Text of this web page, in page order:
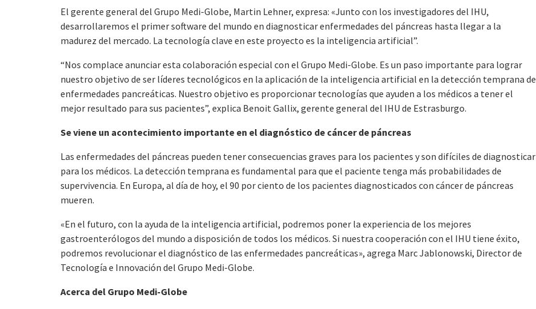
El gerente general del Grupo Medi-Globe, Martin Lehner, expresa: «Junto con los investigadores del IHU,
desarrollaremos el primer software del mundo en diagnosticar enfermedades del páncreas hasta llegar a la
madurez del mercado. La tecnología clave en este proyecto es la inteligencia artificial”.
“Nos complace anunciar esta colaboración especial con el Grupo Medi-Globe. Es un paso importante para lograr
nuestro objetivo de ser líderes tecnológicos en la aplicación de la inteligencia artificial en la detección temprana de
enfermedades pancreáticas. Nuestro objetivo es proporcionar tecnologías que ayuden a los médicos a tener el
mejor resultado para sus pacientes”, explica Benoit Gallix, gerente general del IHU de Estrasburgo.
Se viene un acontecimiento importante en el diagnóstico de cáncer de páncreas
Las enfermedades del páncreas pueden tener consecuencias graves para los pacientes y son difíciles de diagnosticar
para los médicos. La detección temprana es fundamental para que el paciente tenga más probabilidades de
supervivencia. En Europa, al día de hoy, el 90 por ciento de los pacientes diagnosticados con cáncer de páncreas
mueren.
«En el futuro, con la ayuda de la inteligencia artificial, podremos poner la experiencia de los mejores
gastroenterólogos del mundo a disposición de todos los médicos. Si nuestra cooperación con el IHU tiene éxito,
podremos revolucionar el diagnóstico de las enfermedades pancreáticas», agrega Marc Jablonowski, Director de
Tecnología e Innovación del Grupo Medi-Globe.
Acerca del Grupo Medi-Globe